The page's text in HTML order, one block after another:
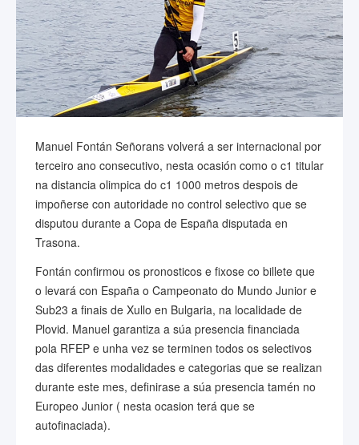
Manuel Fontán Señorans volverá a ser internacional por
terceiro ano consecutivo, nesta ocasión como o c1 titular
na distancia olimpica do c1 1000 metros despois de
impoñerse con autoridade no control selectivo que se
disputou durante a Copa de España disputada en
Trasona.
Fontán confirmou os pronosticos e fixose co billete que
o levará con España o Campeonato do Mundo Junior e
Sub23 a finais de Xullo en Bulgaria, na localidade de
Plovid. Manuel garantiza a súa presencia financiada
pola RFEP e unha vez se terminen todos os selectivos
das diferentes modalidades e categorias que se realizan
durante este mes, definirase a súa presencia tamén no
Europeo Junior ( nesta ocasion terá que se
autofinaciada).